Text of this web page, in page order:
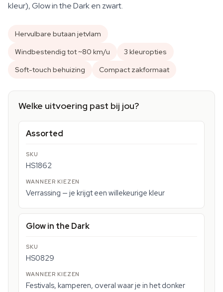
kleur), Glow in the Dark en zwart.
Hervulbare butaan jetvlam
Windbestendig tot ~80 km/u
3 kleuropties
Soft-touch behuizing
Compact zakformaat
Welke uitvoering past bij jou?
Assorted
HS1862
Verrassing — je krijgt een willekeurige kleur
Glow in the Dark
HS0829
Festivals, kamperen, overal waar je in het donker